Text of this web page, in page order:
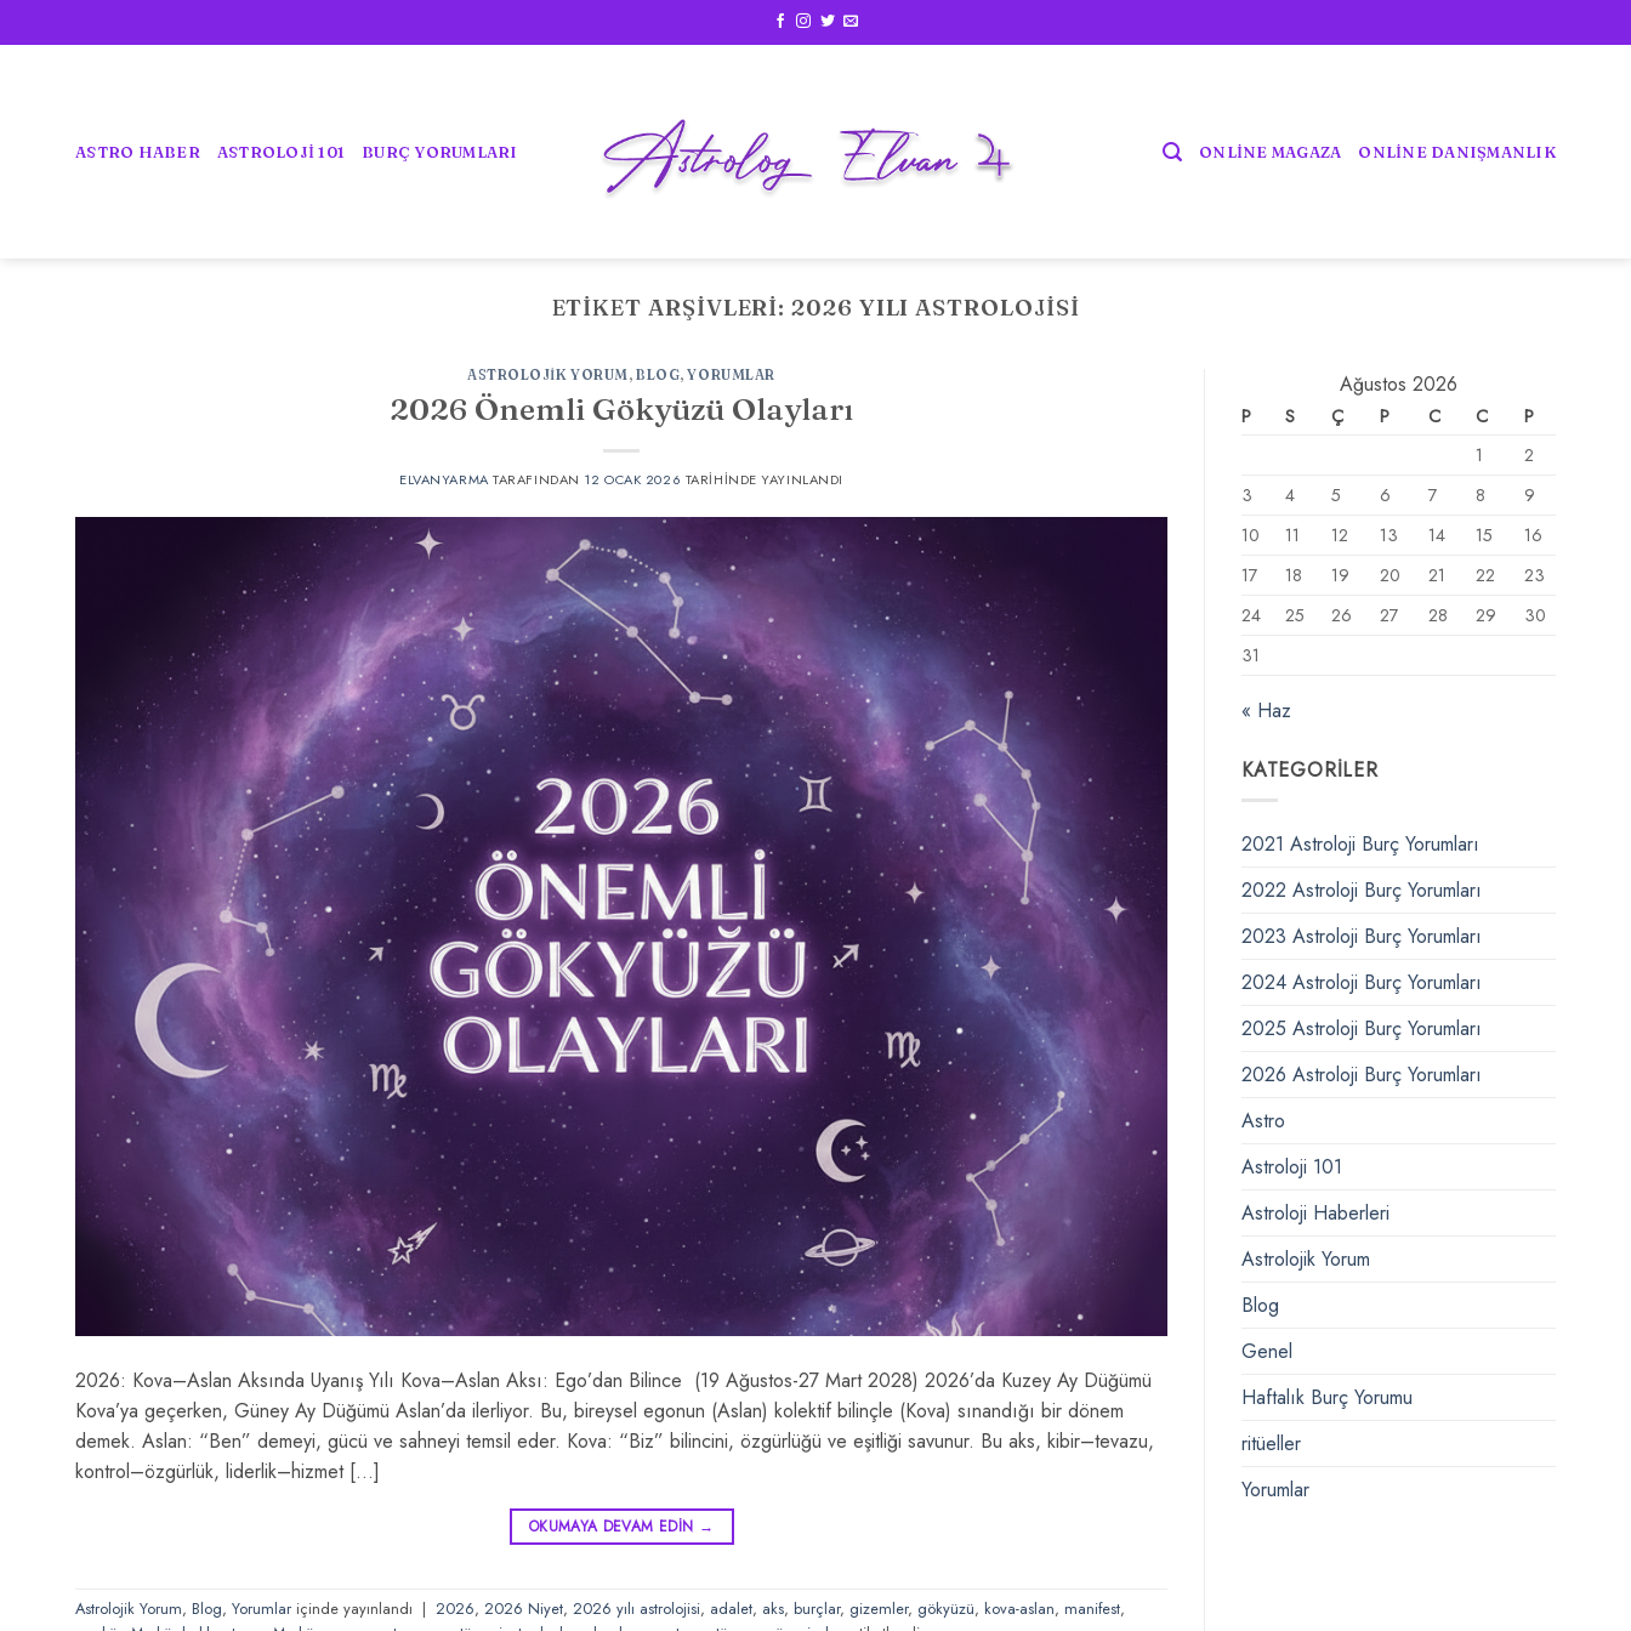
atla
ASTRO HABER ASTROLOJİ 101 BURÇ YORUMLARI ONLİNE MAGAZA ONLİNE DANIŞMANLIK
ETIKET ARŞIVLERI:2026 YILI ASTROLOJISI
ASTROLOJIK YORUM,BLOG,YORUMLAR
2026 Önemli Gökyüzü Olayları
ELVANYARMA TARAFINDAN 12 OCAK 2026 TARIHINDE YAYINLANDI
2026: Kova–Aslan Aksında Uyanış Yılı Kova–Aslan Aksı: Ego’dan Bilince (19 Ağustos-27 Mart 2028) 2026’da Kuzey Ay Düğümü
Kova’ya geçerken, Güney Ay Düğümü Aslan’da ilerliyor. Bu, bireysel egonun (Aslan) kolektif bilinçle (Kova) sınandığı bir dönem
demek. Aslan: “Ben” demeyi, gücü ve sahneyi temsil eder. Kova: “Biz” bilincini, özgürlüğü ve eşitliği savunur. Bu aks, kibir–tevazu,
kontrol–özgürlük, liderlik–hizmet […]
OKUMAYA DEVAM EDIN →
Astrolojik Yorum, Blog, Yorumlar içinde yayınlandı | 2026, 2026 Niyet, 2026 yılı astrolojisi, adalet, aks, burçlar, gizemler, gökyüzü, kova-aslan, manifest,
Ağustos 2026
P S Ç P C C
P
1
2
3
4 5 6 7 8
9
10
11 12 13 14 15
16
17
18 19 20 21 22
23
24
25 26 27 28 29
30
31
« Haz
KATEGORILER
2021 Astroloji Burç Yorumları
2022 Astroloji Burç Yorumları
2023 Astroloji Burç Yorumları
2024 Astroloji Burç Yorumları
2025 Astroloji Burç Yorumları
2026 Astroloji Burç Yorumları
Astro
Astroloji 101
Astroloji Haberleri
Astrolojik Yorum
Blog
Genel
Haftalık Burç Yorumu
ritüeller
Yorumlar